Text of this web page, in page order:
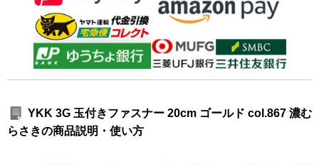
YKK 3G 玉付きファスナー 20cm ゴールド col.867 濃む
らさきの商品説明・使い方